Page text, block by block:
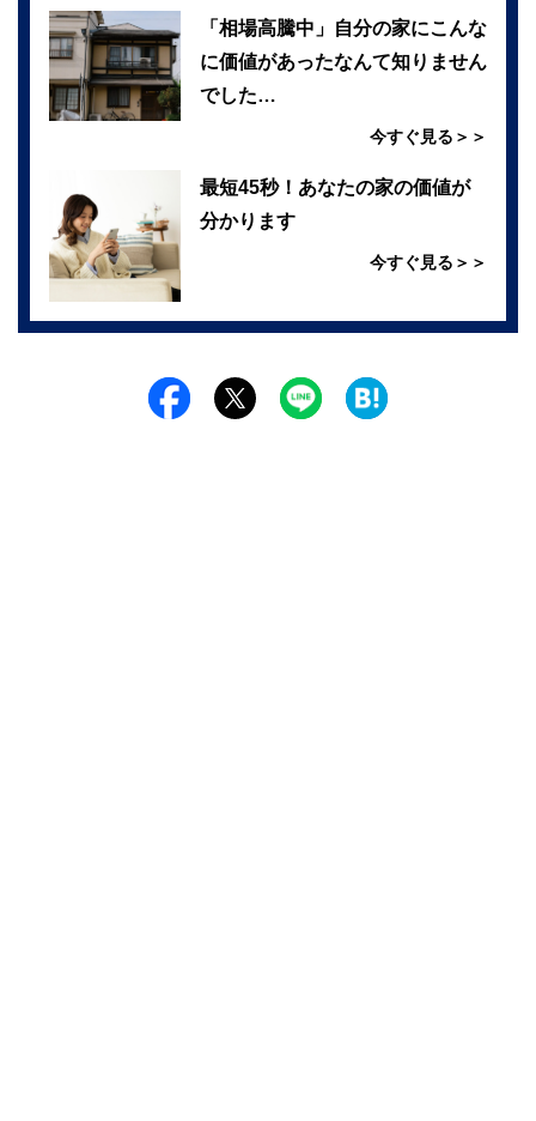
「相場高騰中」自分の家にこんな
に価値があったなんて知りません
でした…
今すぐ見る＞＞
最短45秒！あなたの家の価値が
分かります
今すぐ見る＞＞